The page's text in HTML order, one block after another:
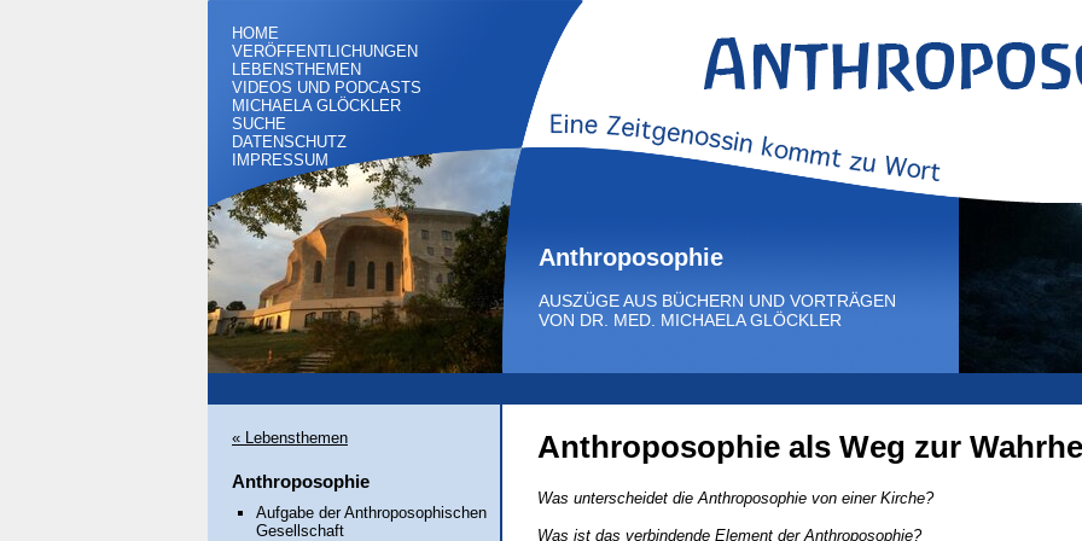
HOME
VERÖFFENTLICHUNGEN
LEBENSTHEMEN
VIDEOS UND PODCASTS
MICHAELA GLÖCKLER
SUCHE
DATENSCHUTZ
IMPRESSUM
Anthroposophie
AUSZÜGE AUS BÜCHERN UND VORTRÄGEN
VON DR. MED. MICHAELA GLÖCKLER
Anthroposophie als Weg zur
Was unterscheidet die Anthroposophie von einer Kirche?
Was ist das verbindende Element der Anthroposophie?
« Lebensthemen
Anthroposophie
Aufgabe der Anthroposophischen
Gesellschaft